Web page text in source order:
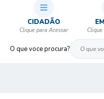
O que voce procura?
CIDADÃO